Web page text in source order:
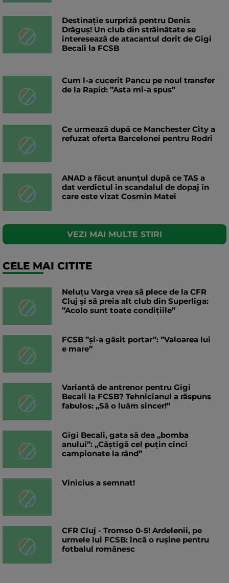
Destinație surpriză pentru Denis
Drăguș! Un club din străinătate se
interesează de atacantul dorit de Gigi
Becali la FCSB
Cum l-a cucerit Pancu pe noul transfer
de la Rapid: ”Asta mi-a spus”
Ce urmează după ce Manchester City a
refuzat oferta Barcelonei pentru Rodri
ANAD a făcut anunțul după ce TAS a
dat verdictul în scandalul de dopaj în
care este vizat Cosmin Matei
VEZI MAI MULTE STIRI
CELE MAI CITITE
Neluțu Varga vrea să plece de la CFR
Cluj și să preia alt club din Superliga:
”Acolo sunt toate condițiile”
FCSB ”și-a găsit portar”: ”Valoarea lui
e mare”
Variantă de antrenor pentru Gigi
Becali la FCSB? Tehnicianul a răspuns
fabulos: „Să o luăm sincer!”
Gigi Becali, gata să dea „bomba
anului”: „Câștigă cel puțin cinci
campionate la rând”
Vinicius a semnat!
CFR Cluj - Tromso 0-5! Ardelenii, pe
urmele lui FCSB: încă o rușine pentru
fotbalul românesc